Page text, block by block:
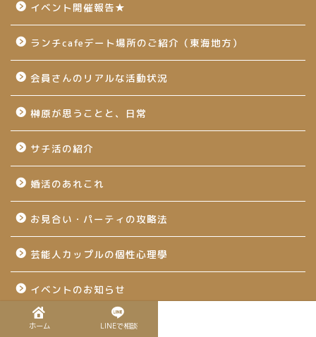
イベント開催報告★
ランチcafeデート場所のご紹介（東海地方）
会員さんのリアルな活動状況
榊原が思うことと、日常
サチ活の紹介
婚活のあれこれ
お見合い・パーティの攻略法
芸能人カップルの個性心理學
イベントのお知らせ
男性向けの記事
ホーム LINEで相談